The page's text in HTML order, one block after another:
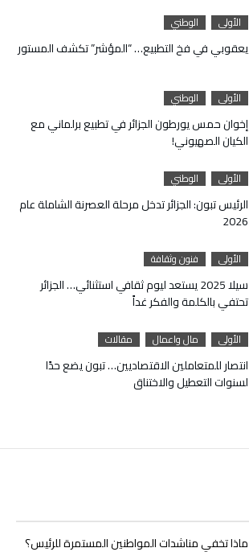
الأولى الوطني
يعقوبي في فخ التطبيع… “المؤشر” تكشف المستور
الأولى الوطني
إخوان حمس يورطون الجزائر في تطبيع برلماني مع
الكيان الصهيوني!
الأولى الوطني
الرئيس تبون: الجزائر تدخل مرحلة العصرنة الشاملة عام
2026
الأولى فنون وثقافة
سيلا 2025 يستعد ليوم ثقافي استثنائي… الجزائر
تحتفي بالكلمة والفكر غداً
الأولى مال واعمال مقالات
انتصار للمتعاملين الاقتصاديين… تبون يضع حدًا
لسنوات التعطيل والاختناق
ماذا تخفي مناشدات المواطنين المستمرة للرئيس؟